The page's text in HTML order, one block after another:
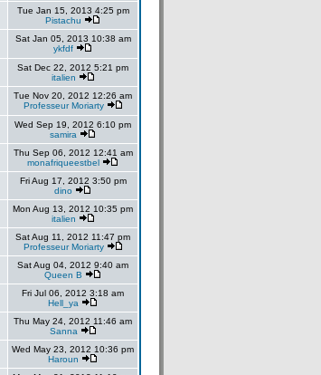
Tue Jan 15, 2013 4:25 pm
Pistachu
Sat Jan 05, 2013 10:38 am
ykfdf
Sat Dec 22, 2012 5:21 pm
italien
Tue Nov 20, 2012 12:26 am
Professeur Moriarty
Wed Sep 19, 2012 6:10 pm
samira
Thu Sep 06, 2012 12:41 am
monafriqueestbel
Fri Aug 17, 2012 3:50 pm
dino
Mon Aug 13, 2012 10:35 pm
italien
Sat Aug 11, 2012 11:47 pm
Professeur Moriarty
Sat Aug 04, 2012 9:40 am
Queen B
Fri Jul 06, 2012 3:18 am
Hell_ya
Thu May 24, 2012 11:46 am
Sanna
Wed May 23, 2012 10:36 pm
Haroun